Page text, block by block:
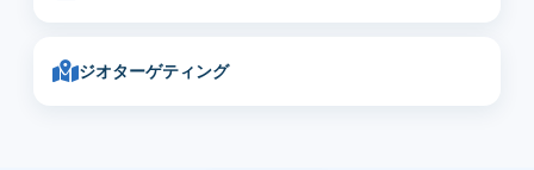
ジオターゲティング